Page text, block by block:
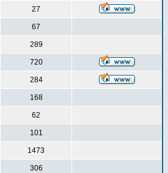
27
67
289
720
284
168
62
101
1473
306